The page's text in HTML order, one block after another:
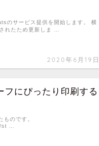
2020年6月19日
のサービス提供を開始します。 横
れたため更新しま …
フにぴったり印刷する
のです。
st …